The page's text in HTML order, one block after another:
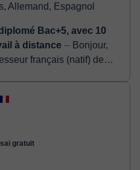
Allemand, Espagnol
Bac+5, avec 10
à distance ⏤ Bonjour,
français (natif) de
gratuit